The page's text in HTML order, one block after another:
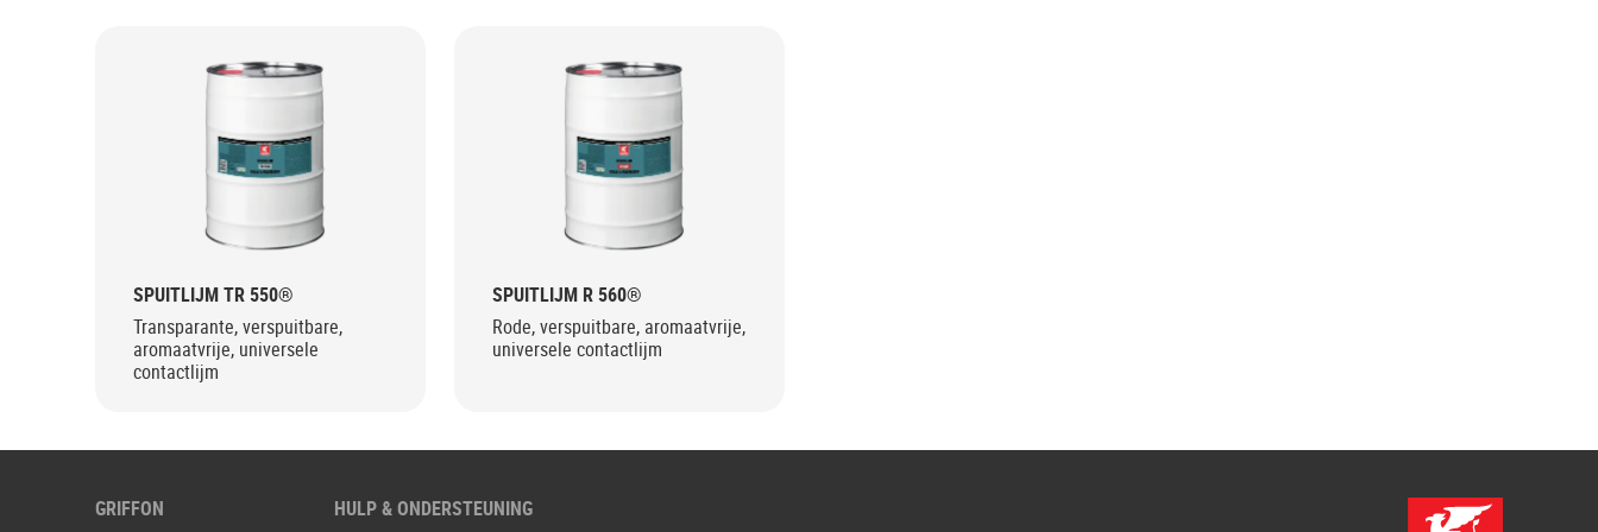
SPUITLIJM TR 550®
Transparante, verspuitbare,
aromaatvrije, universele
contactlijm
SPUITLIJM R 560®
Rode, verspuitbare, aromaatvrije,
universele contactlijm
GRIFFON HULP & ONDERSTEUNING